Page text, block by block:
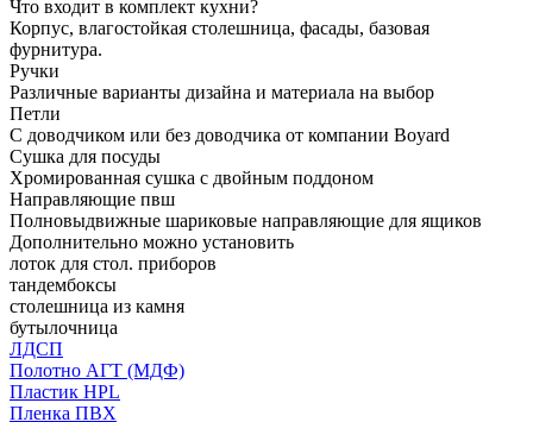
Что входит в комплект кухни?
Корпус, влагостойкая столешница, фасады, базовая
фурнитура.
Ручки
Различные варианты дизайна и материала на выбор
Петли
С доводчиком или без доводчика от компании Boyard
Сушка для посуды
Хромированная сушка с двойным поддоном
Направляющие пвш
Полновыдвижные шариковые направляющие для ящиков
Дополнительно можно установить
лоток для стол. приборов
тандембоксы
столешница из камня
бутылочница
ЛДСП
Полотно АГТ (МДФ)
Пластик HPL
Пленка ПВХ